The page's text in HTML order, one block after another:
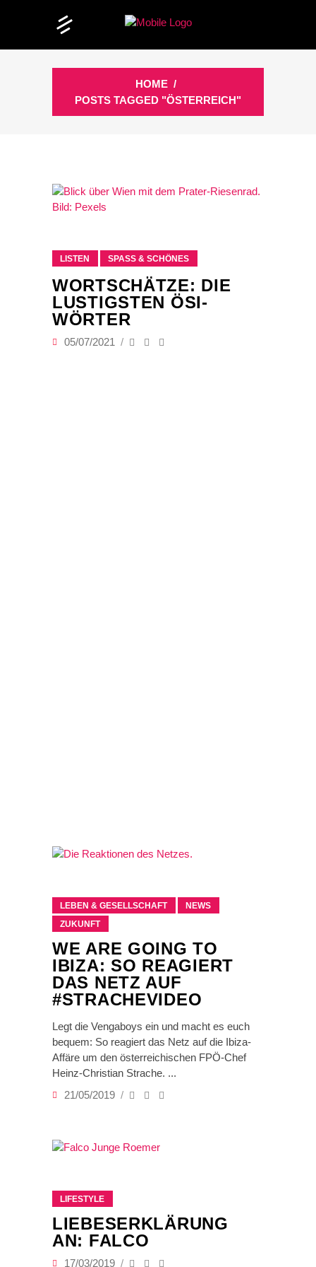
HOME /
POSTS TAGGED "ÖSTERREICH"
LISTEN SPASS & SCHÖNES
WORTSCHÄTZE: DIE
LUSTIGSTEN ÖSI-
WÖRTER
05/07/2021
LEBEN & GESELLSCHAFT
NEWS
ZUKUNFT
WE ARE GOING TO
IBIZA: SO REAGIERT
DAS NETZ AUF
#STRACHEVIDEO
Legt die Vengaboys ein und macht es euch
bequem: So reagiert das Netz auf die Ibiza-
Affäre um den österreichischen FPÖ-Chef
Heinz-Christian Strache.
21/05/2019
LIFESTYLE
LIEBESERKLÄRUNG
AN: FALCO
17/03/2019